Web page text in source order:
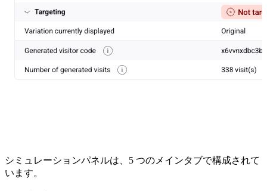
シミュレーションパネルは、5 つのメインタブで構成されて
います。